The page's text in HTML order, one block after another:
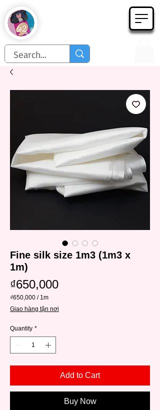
Họa Phẩm 62
Fine silk size 1m3 (1m3 x
1m)
₫650,000Price
₫650,000 / 1m
₫650,000
per
Meter
Giao hàng tận nơi
Quantity *
Add to Cart
Buy Now